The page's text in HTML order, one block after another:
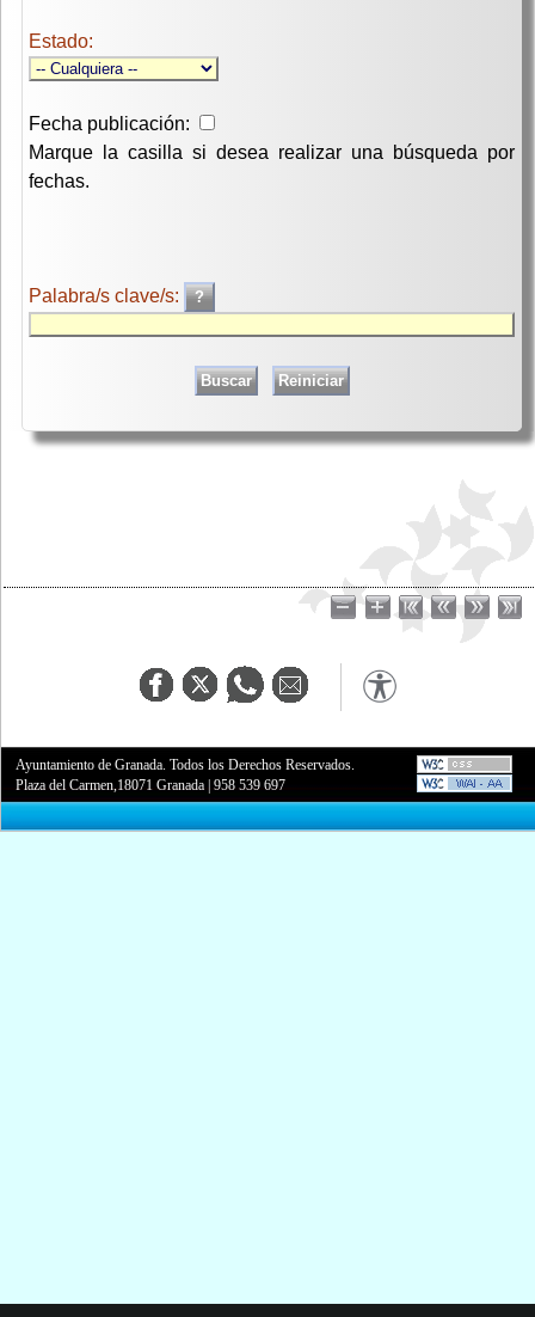
Estado:
Fecha publicación:
Marque la casilla si desea realizar una búsqueda por
fechas.
Palabra/s clave/s:
Ayuntamiento de Granada. Todos los Derechos Reservados.
Plaza del Carmen,18071 Granada |958 539 697